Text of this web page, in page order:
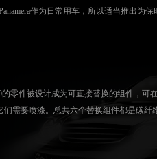
作为日常用车，所以适当推出为
零件被设计成为可直接替换的组件，可
要喷漆。总共六个替换组件都是碳纤